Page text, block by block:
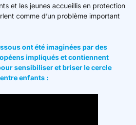
et les jeunes accueillis en protection
comme d’un problème important
ont été imaginées par des
impliqués et contiennent
sensibiliser et briser le cercle
enfants :